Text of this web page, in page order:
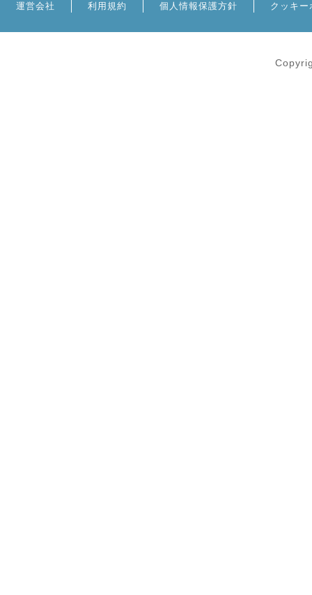
運営会社 利用規約 個人情報保護方針 クッキー